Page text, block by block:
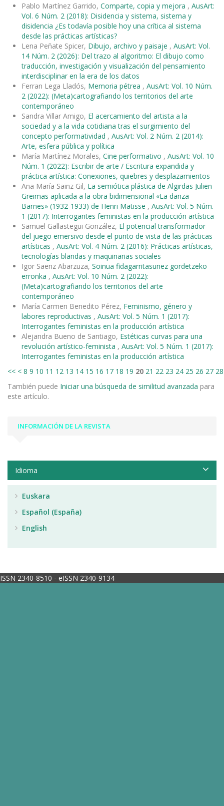
Pablo Martínez Garrido, Comparte, copia y mejora , AusArt:
Vol. 6 Núm. 2 (2018): Disidencia y sistema, sistema y
disidencia ¿Es todavía posible hoy una crítica al sistema
desde las prácticas artísticas?
Lena Peñate Spicer, Dibujo, archivo y paisaje , AusArt: Vol.
14 Núm. 2 (2026): Del trazo al algoritmo: El dibujo como
traducción, investigación y visualización del pensamiento
interdisciplinar en la era de los datos
Ferran Lega Lladós, Memoria pétrea , AusArt: Vol. 10 Núm.
2 (2022): (Meta)cartografiando los territorios del arte
contemporáneo
Sandra Villar Amigo, El acercamiento del artista a la
sociedad y a la vida cotidiana tras el surgimiento del
concepto performatividad , AusArt: Vol. 2 Núm. 2 (2014):
Arte, esfera pública y política
María Martínez Morales, Cine performativo , AusArt: Vol. 10
Núm. 1 (2022): Escribir de arte / Escritura expandida y
práctica artística: Conexiones, quiebres y desplazamientos
Ana María Sainz Gil, La semiótica plástica de Algirdas Julien
Greimas aplicada a la obra bidimensional «La danza
Barnes» (1932-1933) de Henri Matisse , AusArt: Vol. 5 Núm.
1 (2017): Interrogantes feministas en la producción artística
Samuel Gallastegui González, El potencial transformador
del juego emersivo desde el punto de vista de las prácticas
artísticas , AusArt: Vol. 4 Núm. 2 (2016): Prácticas artísticas,
tecnologías blandas y maquinarias sociales
Igor Saenz Abarzuza, Soinua fidagarritasunez gordetzeko
erronka , AusArt: Vol. 10 Núm. 2 (2022):
(Meta)cartografiando los territorios del arte
contemporáneo
María Carmen Benedito Pérez, Feminismo, género y
labores reproductivas , AusArt: Vol. 5 Núm. 1 (2017):
Interrogantes feministas en la producción artística
Alejandra Bueno de Santiago, Estéticas curvas para una
revolución artístico-feminista , AusArt: Vol. 5 Núm. 1 (2017):
Interrogantes feministas en la producción artística
<< < 8 9 10 11 12 13 14 15 16 17 18 19 20 21 22 23 24 25 26 27 28
También puede Iniciar una búsqueda de similitud avanzada para
este artículo.
INFORMACIÓN DE LA REVISTA
Idioma
Euskara
Español (España)
English
ISSN 2340-8510 - eISSN 2340-9134